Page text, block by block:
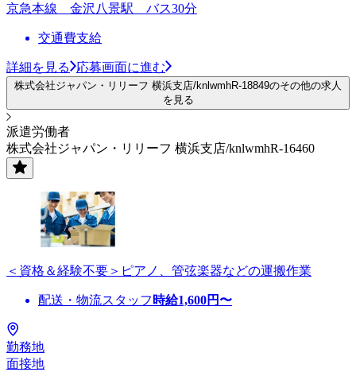
京急本線 金沢八景駅 バス30分
交通費支給
詳細を見る 応募画面に進む
株式会社ジャパン・リリーフ 横浜支店/knlwmhR-18849のその他の求人
を見る
派遣労働者
株式会社ジャパン・リリーフ 横浜支店/knlwmhR-16460
＜資格＆経験不要＞ピアノ、管弦楽器などの運搬作業
配送・物流スタッフ 時給1,600円〜
勤務地
面接地